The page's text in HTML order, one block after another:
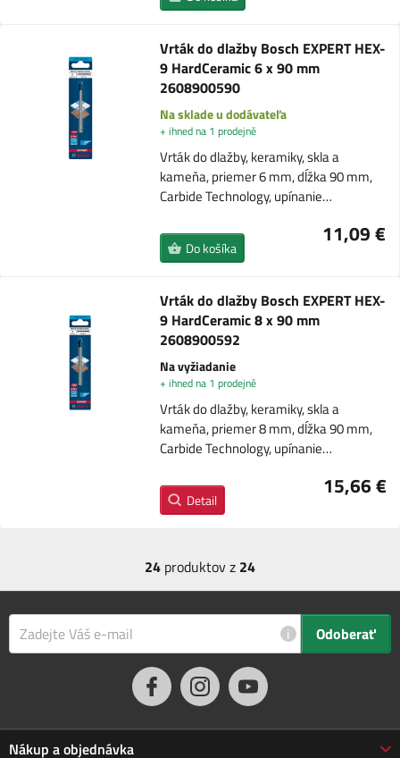
Vrták do dlažby Bosch EXPERT HEX-
9 HardCeramic 6 x 90 mm
2608900590
Na sklade u dodávateľa
+ ihned na 1 prodejně
Vrták do dlažby, keramiky, skla a
kameňa, priemer 6 mm, dĺžka 90 mm,
Carbide Technology, upínanie…
11,09 €
Do košíka
Vrták do dlažby Bosch EXPERT HEX-
9 HardCeramic 8 x 90 mm
2608900592
Na vyžiadanie
+ ihned na 1 prodejně
Vrták do dlažby, keramiky, skla a
kameňa, priemer 8 mm, dĺžka 90 mm,
Carbide Technology, upínanie…
15,66 €
Detail
24 produktov z 24
i Odoberať
Nákup a objednávka